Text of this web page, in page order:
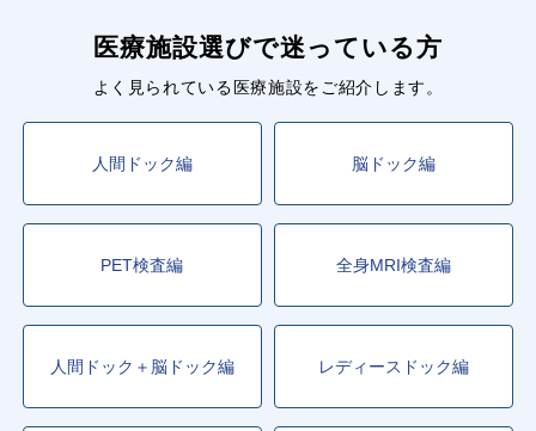
医療施設選びで迷っている方
よく見られている医療施設をご紹介します。
人間ドック編 脳ドック編
PET検査編 全身MRI検査編
人間ドック＋脳ドック編 レディースドック編